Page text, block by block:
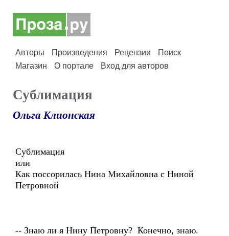
Авторы Произведения Рецензии
Поиск
Магазин
О портале Вход для авторов
Сублимация
Ольга Клионская
Сублимация
или
Как поссорилась Нина Михайловна с Ниной
Петровной
-- Знаю ли я Нину Петровну? Конечно, знаю.